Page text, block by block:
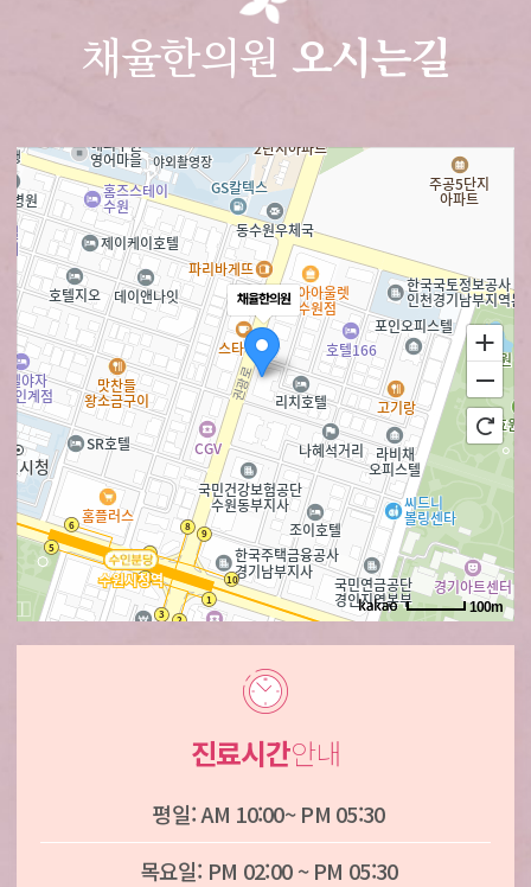
채율한의원 오시는길
채율한의원
100m
로드뷰 길찾기 지도 크게 보기
진료시간안내
평일: AM 10:00~ PM 05:30
목요일: PM 02:00 ~ PM 05:30